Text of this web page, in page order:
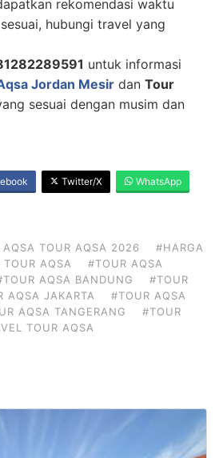
rekomendasi waktu
hubungi travel yang
untuk informasi
Jordan Mesir dan Tour
sesuai dengan musim dan
Twitter/X WhatsApp
AQSA TOUR AQSA 2026
#HARGA
TOUR AQSA
#TOUR AQSA
AQSA BANDUNG
#TOUR
AQSA JAKARTA
#TOUR AQSA
AQSA TANGERANG
#TOUR
TOUR AQSA